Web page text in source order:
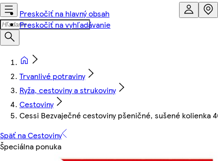
Preskočiť na hlavný obsah
Preskočiť na vyhľadávanie
Trvanlivé potraviny
Ryža, cestoviny a strukoviny
Cestoviny
Cessi Bezvaječné cestoviny pšeničné, sušené kolienka
Späť na Cestoviny
Špeciálna ponuka